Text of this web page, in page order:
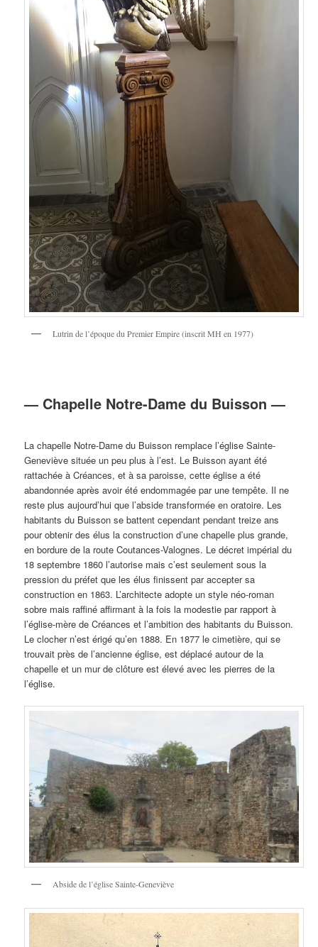
Lutrin de l’époque du Premier Empire (inscrit MH en 1977)
— Chapelle Notre-Dame du Buisson —
La chapelle Notre-Dame du Buisson remplace l’église Sainte-
Geneviève située un peu plus à l’est. Le Buisson ayant été
rattachée à Créances, et à sa paroisse, cette église a été
abandonnée après avoir été endommagée par une tempête. Il ne
reste plus aujourd’hui que l’abside transformée en oratoire. Les
habitants du Buisson se battent cependant pendant treize ans
pour obtenir des élus la construction d’une chapelle plus grande,
en bordure de la route Coutances-Valognes. Le décret impérial du
18 septembre 1860 l’autorise mais c’est seulement sous la
pression du préfet que les élus finissent par accepter sa
construction en 1863. L’architecte adopte un style néo-roman
sobre mais raffiné affirmant à la fois la modestie par rapport à
l’église-mère de Créances et l’ambition des habitants du Buisson.
Le clocher n’est érigé qu’en 1888. En 1877 le cimetière, qui se
trouvait près de l’ancienne église, est déplacé autour de la
chapelle et un mur de clôture est élevé avec les pierres de la
l’église.
Abside de l’église Sainte-Geneviève